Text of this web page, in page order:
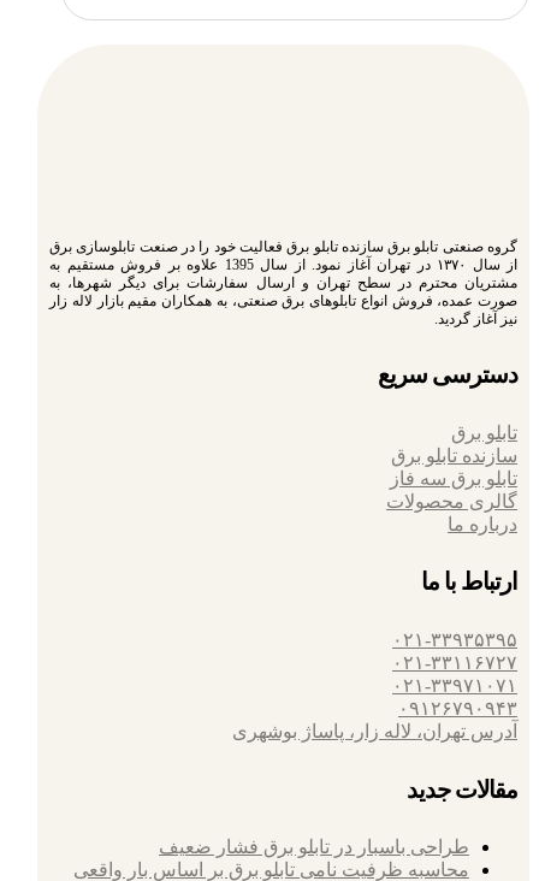
گروه صنعتی تابلو برق سازنده تابلو برق فعالیت خود را در صنعت تابلوسازی برق
از سال ۱۳۷۰ در تهران آغاز نمود. از سال 1395 علاوه بر فروش مستقیم به
مشتریان محترم در سطح تهران و ارسال سفارشات برای دیگر شهرها، به
صورت عمده، فروش انواع تابلوهای برق صنعتی، به همکاران مقیم بازار لاله زار
نیز آغاز گردید.
دسترسی سریع
تابلو برق
سازنده تابلو برق
تابلو برق سه فاز
گالری محصولات
درباره ما
ارتباط با ما
۰۲۱-۳۳۹۳۵۳۹۵
۰۲۱-۳۳۱۱۶۷۲۷
۰۲۱-۳۳۹۷۱۰۷۱
۰۹۱۲۶۷۹۰۹۴۳
آدرس تهران، لاله زار، پاساژ بوشهری
مقالات جدید
طراحی باسبار در تابلو برق فشار ضعیف
محاسبه ظرفیت نامی تابلو برق بر اساس بار واقعی